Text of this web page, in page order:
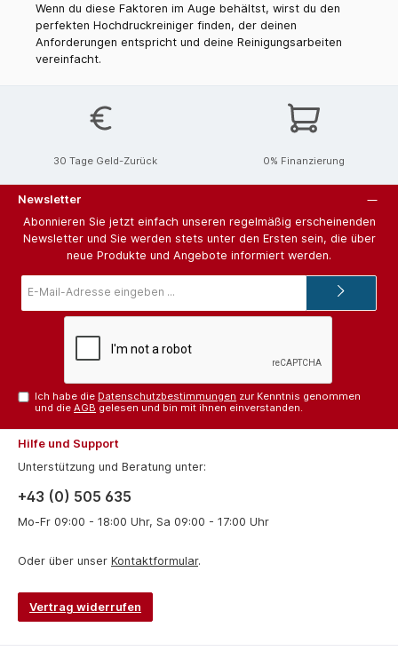
Wenn du diese Faktoren im Auge behältst, wirst du den
perfekten Hochdruckreiniger finden, der deinen
Anforderungen entspricht und deine Reinigungsarbeiten
vereinfacht.
30 Tage Geld-Zurück 0% Finanzierung
Newsletter
Abonnieren Sie jetzt einfach unseren regelmäßig erscheinenden
Newsletter und Sie werden stets unter den Ersten sein, die über
neue Produkte und Angebote informiert werden.
Mail-
Ich habe die Datenschutzbestimmungen zur Kenntnis genommen
und dieAGB gelesen und bin mit ihnen einverstanden.
Hilfe und Support
Unterstützung und Beratung unter:
+43 (0) 505 635
Mo-Fr 09:00 - 18:00 Uhr, Sa 09:00 - 17:00 Uhr
Oder über unser Kontaktformular.
Vertrag widerrufen